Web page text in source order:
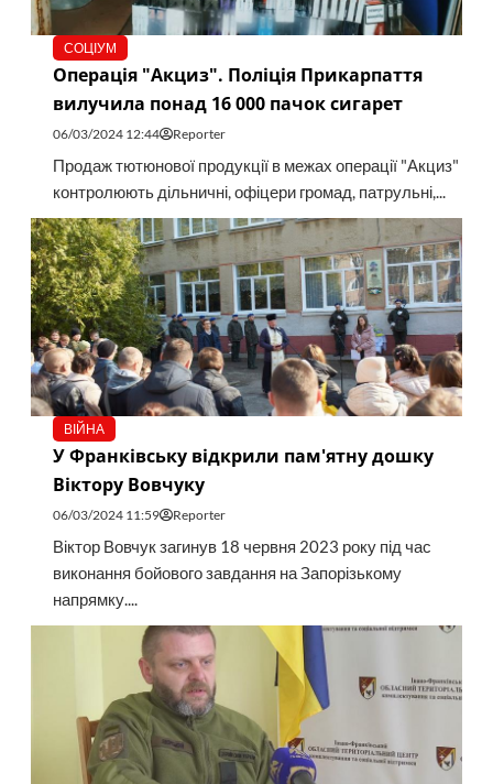
СОЦІУМ
Операція "Акциз". Поліція Прикарпаття
вилучила понад 16 000 пачок сигарет
06/03/2024 12:44 Reporter
Продаж тютюнової продукції в межах операції "Акциз"
контролюють дільничні, офіцери громад, патрульні,...
ВІЙНА
У Франківську відкрили пам'ятну дошку
Віктору Вовчуку
06/03/2024 11:59 Reporter
Віктор Вовчук загинув 18 червня 2023 року під час
виконання бойового завдання на Запорізькому
напрямку....